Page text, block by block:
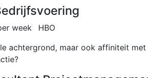
week
HBO
achtergrond, maar ook affiniteit met